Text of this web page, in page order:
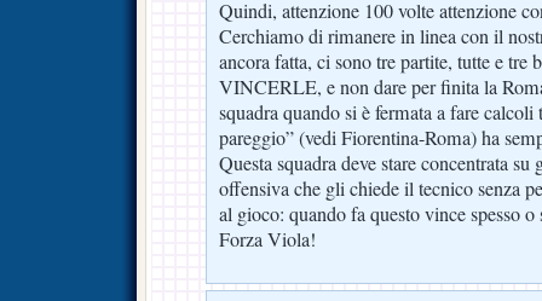
Quindi, attenzione 100 volte attenzione
Cerchiamo di rimanere in linea con il
ancora fatta, ci sono tre partite, tutte e tre
VINCERLE, e non dare per finita la
squadra quando si è fermata a fare
pareggio” (vedi Fiorentina-Roma) ha
Questa squadra deve stare concentrata
offensiva che gli chiede il tecnico senza
al gioco: quando fa questo vince spesso
Forza Viola!